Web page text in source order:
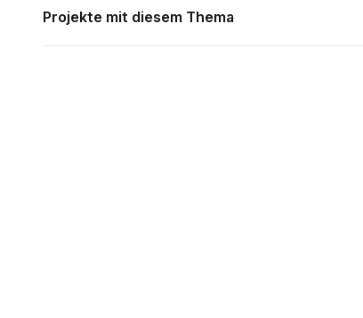
Projekte mit diesem Thema